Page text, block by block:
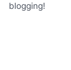
blogging!